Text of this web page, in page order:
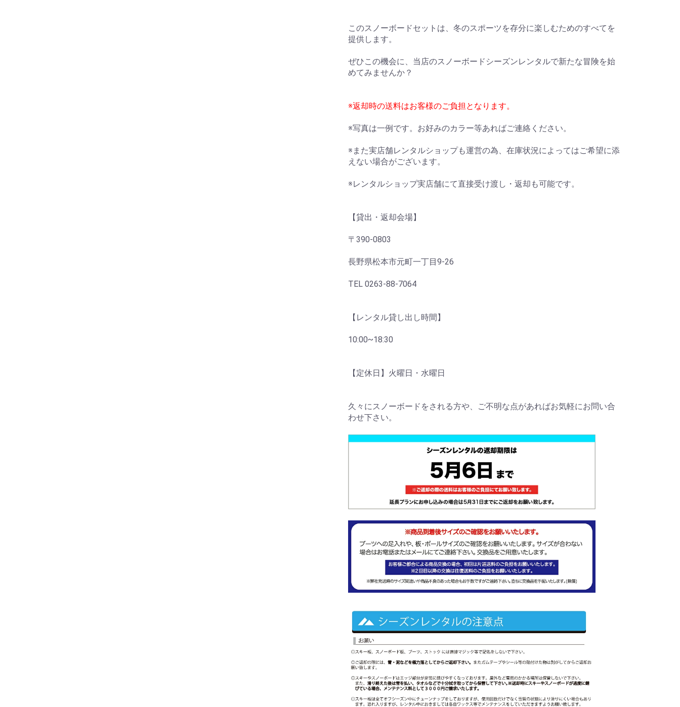
このスノーボードセットは、冬のスポーツを存分に楽しむためのすべてを
提供します。
ぜひこの機会に、当店のスノーボードシーズンレンタルで新たな冒険を始
めてみませんか？
※返却時の送料はお客様のご負担となります。
※写真は一例です。お好みのカラー等あればご連絡ください。
※また実店舗レンタルショップも運営の為、在庫状況によってはご希望に添
えない場合がございます。
※レンタルショップ実店舗にて直接受け渡し・返却も可能です。
【貸出・返却会場】
〒390-0803
長野県松本市元町一丁目9-26
TEL 0263-88-7064
【レンタル貸し出し時間】
10:00~18:30
【定休日】火曜日・水曜日
久々にスノーボードをされる方や、ご不明な点があればお気軽にお問い合
わせ下さい。